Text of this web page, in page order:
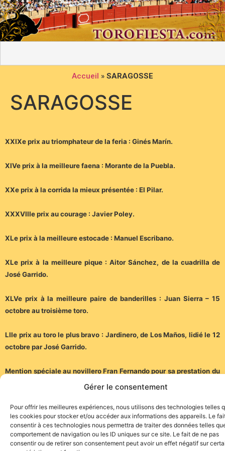
Gérer le consentement
Pour offrir les meilleures expériences, nous utilisons des technologies telles
les cookies pour stocker et/ou accéder aux informations des appareils. Le
consentir à ces technologies nous permettra de traiter des données telles
comportement de navigation ou les ID uniques sur ce site. Le fait de ne pas
consentir ou de retirer son consentement peut avoir un effet négatif sur
Accueil » SARAGOSSE
SARAGOSSE
XXIXe prix au triomphateur de la feria : Ginés Marín.
XIVe prix à la meilleure faena : Morante de la Puebla.
XXe prix à la corrida la mieux présentée : El Pilar.
XXXVIIIe prix au courage : Javier Poley.
XLe prix à la meilleure estocade : Manuel Escribano.
XLe prix à la meilleure pique : Aitor Sánchez, de la cuadrilla de
José Garrido.
XLVe prix à la meilleure paire de banderilles : Juan Sierra – 15
octobre au troisième toro.
LIIe prix au toro le plus bravo : Jardinero, de Los Maños, lidié le 12
octobre par José Garrido.
Mention spéciale au novillero Fran Fernando pour sa prestation du
1er octobre pour avoir coupé trois oreilles et être sorti par la